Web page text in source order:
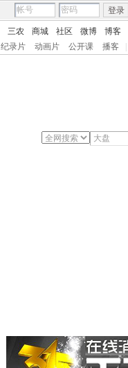
登录
三农 商城 社区 微博 博客
纪录片 动画片 公开课 播客